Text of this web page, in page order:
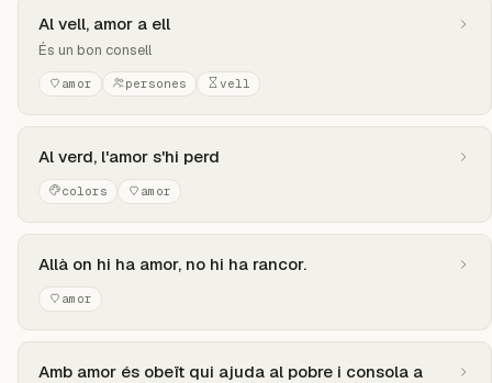
Al vell, amor a ell
És un bon consell
amor persones vell
Al verd, l'amor s'hi perd
colors amor
Allà on hi ha amor, no hi ha rancor.
amor
Amb amor és obeït qui ajuda al pobre i consola a